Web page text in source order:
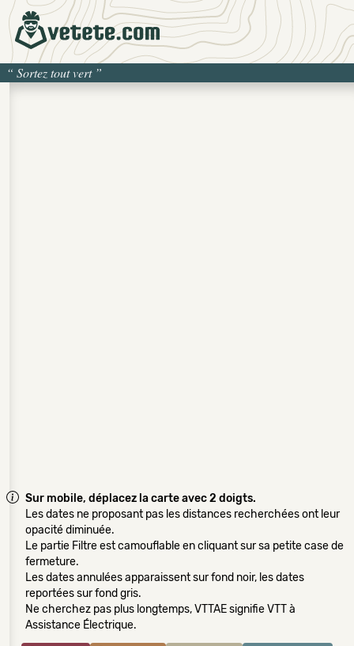
“ Sortez tout vert”
Sur mobile, déplacez la carte avec 2 doigts.
Les dates ne proposant pas les distances recherchées ont leur
opacité diminuée.
Le partie Filtre est camouflable en cliquant sur sa petite case de
fermeture.
Les dates annulées apparaissent sur fond noir, les dates
reportées sur fond gris.
Ne cherchez pas plus longtemps, VTTAE signifie VTT à
Assistance Électrique.